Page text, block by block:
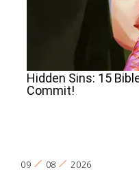
09 08 2026